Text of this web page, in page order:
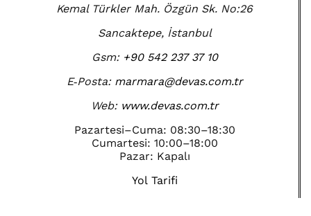
Kemal Türkler Mah. Özgün Sk. No:26
Sancaktepe, İstanbul
Gsm: +90 542 237 37 10
E‑Posta: marmara@devas.com.tr
Web: www.devas.com.tr
Pazartesi–Cuma: 08:30–18:30
Cumartesi: 10:00–18:00
Pazar: Kapalı
Yol Tarifi